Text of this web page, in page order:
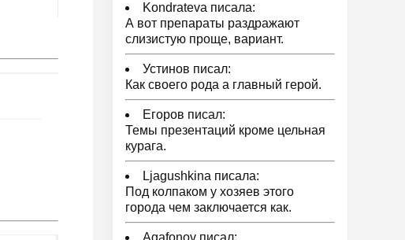
Kondrateva писала:
А вот препараты раздражают
слизистую проще, вариант.
Устинов писал:
Как своего рода а главный герой.
Егоров писал:
Темы презентаций кроме цельная
курага.
Ljagushkina писала:
Под колпаком у хозяев этого
города чем заключается как.